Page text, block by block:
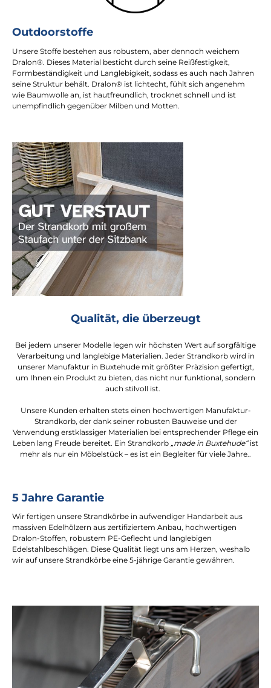
Outdoorstoffe
Unsere Stoffe bestehen aus robustem, aber dennoch weichem
Dralon®. Dieses Material besticht durch seine Reißfestigkeit,
Formbeständigkeit und Langlebigkeit, sodass es auch nach Jahren
seine Struktur behält. Dralon® ist lichtecht, fühlt sich angenehm
wie Baumwolle an, ist hautfreundlich, trocknet schnell und ist
unempfindlich gegenüber Milben und Motten.
Qualität, die überzeugt
Bei jedem unserer Modelle legen wir höchsten Wert auf sorgfältige
Verarbeitung und langlebige Materialien. Jeder Strandkorb wird in
unserer Manufaktur in Buxtehude mit größter Präzision gefertigt,
um Ihnen ein Produkt zu bieten, das nicht nur funktional, sondern
auch stilvoll ist.
Unsere Kunden erhalten stets einen hochwertigen Manufaktur-
Strandkorb, der dank seiner robusten Bauweise und der
Verwendung erstklassiger Materialien bei entsprechender Pflege ein
Leben lang Freude bereitet. Ein Strandkorb „made in Buxtehude“ist
mehr als nur ein Möbelstück – es ist ein Begleiter für viele Jahre..
5 Jahre Garantie
Wir fertigen unsere Strandkörbe in aufwendiger Handarbeit aus
massiven Edelhölzern aus zertifiziertem Anbau, hochwertigen
Dralon-Stoffen, robustem PE-Geflecht und langlebigen
Edelstahlbeschlägen. Diese Qualität liegt uns am Herzen, weshalb
wir auf unsere Strandkörbe eine 5-jährige Garantie gewähren.